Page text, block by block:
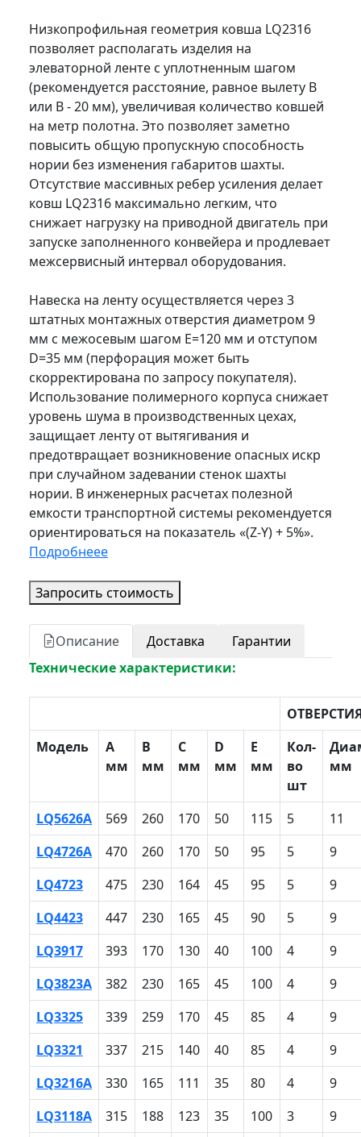
Низкопрофильная геометрия ковша LQ2316
позволяет располагать изделия на
элеваторной ленте с уплотненным шагом
(рекомендуется расстояние, равное вылету B
или B - 20 мм), увеличивая количество ковшей
на метр полотна. Это позволяет заметно
повысить общую пропускную способность
нории без изменения габаритов шахты.
Отсутствие массивных ребер усиления делает
ковш LQ2316 максимально легким, что
снижает нагрузку на приводной двигатель при
запуске заполненного конвейера и продлевает
межсервисный интервал оборудования.
Навеска на ленту осуществляется через 3
штатных монтажных отверстия диаметром 9
мм с межосевым шагом E=120 мм и отступом
D=35 мм (перфорация может быть
скорректирована по запросу покупателя).
Использование полимерного корпуса снижает
уровень шума в производственных цехах,
защищает ленту от вытягивания и
предотвращает возникновение опасных искр
при случайном задевании стенок шахты
нории. В инженерных расчетах полезной
емкости транспортной системы рекомендуется
ориентироваться на показатель «(Z-Y) + 5%».
Подробнеее
Запросить стоимость
Описание Доставка
Гарантии
Технические характеристики:
Модель
A
мм
B
мм
С
мм
D
мм
E
мм
Кол-
во
шт
мм
LQ5626A 569 260 170 50 115 5
11
LQ4726A
470 260 170 50 95 5
9
LQ4723
475 230 164 45 95 5
9
LQ4423
447 230 165 45 90 5
9
LQ3917
393 170 130 40 100 4
9
LQ3823A
382 230 165 45 100 4
9
LQ3325
339 259 170 45 85 4
9
LQ3321
337 215 140 40 85 4
9
LQ3216A
330 165 111 35 80 4
9
LQ3118A
315 188 123 35 100 3 9